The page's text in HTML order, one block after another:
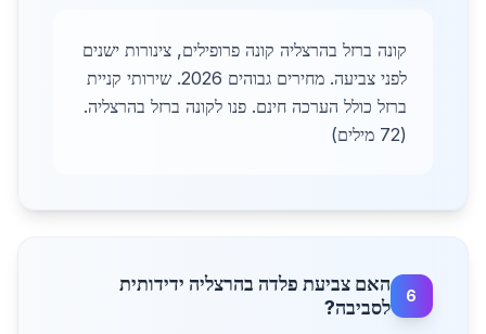
קונה ברזל בהרצליה קונה פרופילים, צינורות ישנים
לפני צביעה. מחירים גבוהים 2026. שירותי קניית
ברזל כולל הערכה חינם. פנו לקונה ברזל בהרצליה.
(72 מילים)
6
האם צביעת פלדה בהרצליה ידידותית
לסביבה?